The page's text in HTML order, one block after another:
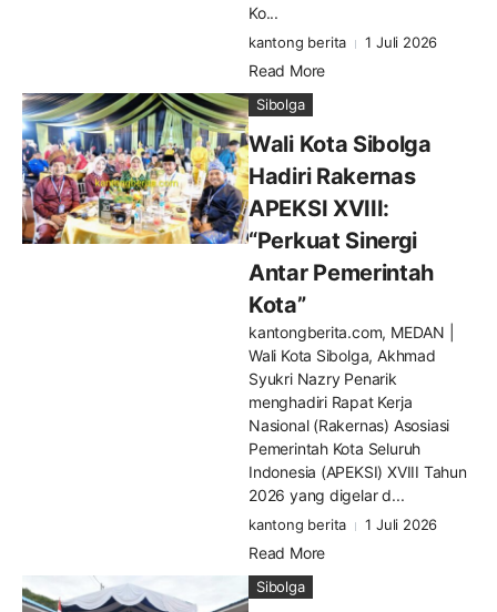
Ko...
kantong berita 1 Juli 2026
Read More
Sibolga
Wali Kota Sibolga
Hadiri Rakernas
APEKSI XVIII:
“Perkuat Sinergi
Antar Pemerintah
Kota”
kantongberita.com, MEDAN |
Wali Kota Sibolga, Akhmad
Syukri Nazry Penarik
menghadiri Rapat Kerja
Nasional (Rakernas) Asosiasi
Pemerintah Kota Seluruh
Indonesia (APEKSI) XVIII Tahun
2026 yang digelar d...
kantong berita 1 Juli 2026
Read More
Sibolga